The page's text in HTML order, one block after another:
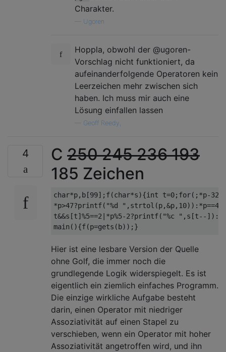
Charakter.
Ugoren
Hoppla, obwohl der @ugoren-
Vorschlag nicht funktioniert, da
aufeinanderfolgende Operatoren kein
Leerzeichen mehr zwischen sich
haben. Ich muss mir auch eine
Lösung einfallen lassen
Geoff Reedy,
4 C 250245236193
185 Zeichen
char*p,b[99];f(char*s){int t=0;for(;*p-32?
*p>47?printf("%d
t&&s[t]%5==2|*p%5-2?printf("%c ",s[t--
Hier ist eine lesbare Version der Quelle
ohne Golf, die immer noch die
grundlegende Logik widerspiegelt. Es ist
eigentlich ein ziemlich einfaches Programm.
Die einzige wirkliche Aufgabe besteht
darin, einen Operator mit niedriger
Assoziativität auf einen Stapel zu
verschieben, wenn ein Operator mit hoher
Assoziativität angetroffen wird, und ihn